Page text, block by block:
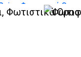
Φωτιστικά
RL4